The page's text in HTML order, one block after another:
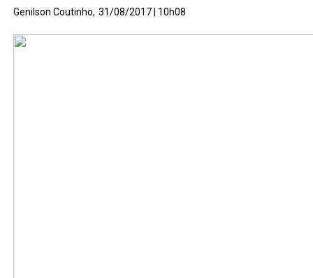
Genilson Coutinho, 31/08/2017 | 10h08